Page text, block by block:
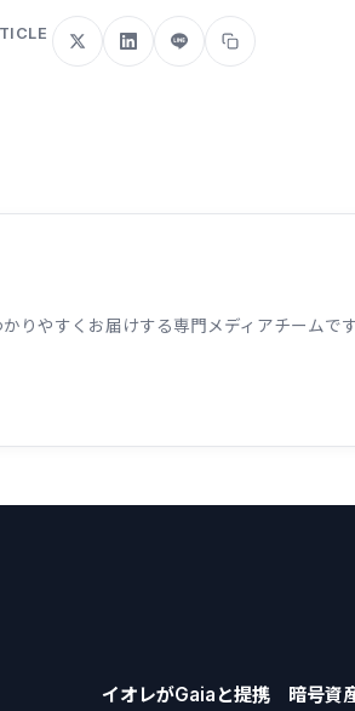
りやすくお届けする専門メディアチームで
イオレがGaiaと提携 暗号資